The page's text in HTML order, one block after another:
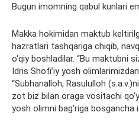
Bugun imomning qabul kunlari
Makka hokimidan maktub
hazratlari tashqariga chiqib,
o‘qiy boshladilar. “Bu maktubni
Idris Shofi’iy yosh
“Subhanalloh, Rasululloh
zot biz bilan oraga vositachi
yosh olimni bag‘riga bosgancha